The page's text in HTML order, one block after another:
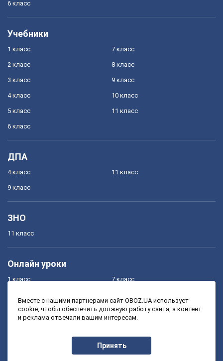
6 класс
Учебники
1 класс
2 класс
3 класс
4 класс
5 класс
6 класс
7 класс
8 класс
9 класс
10 класс
11 класс
ДПА
4 класс
9 класс
11 класс
ЗНО
11 класс
Онлайн уроки
1 класс
3 класс
7 класс
9 класс
Вместе с нашими партнерами сайт OBOZ.UA использует
cookie, чтобы обеспечить должную работу сайта, а контент
и реклама отвечали вашим интересам.
Принять